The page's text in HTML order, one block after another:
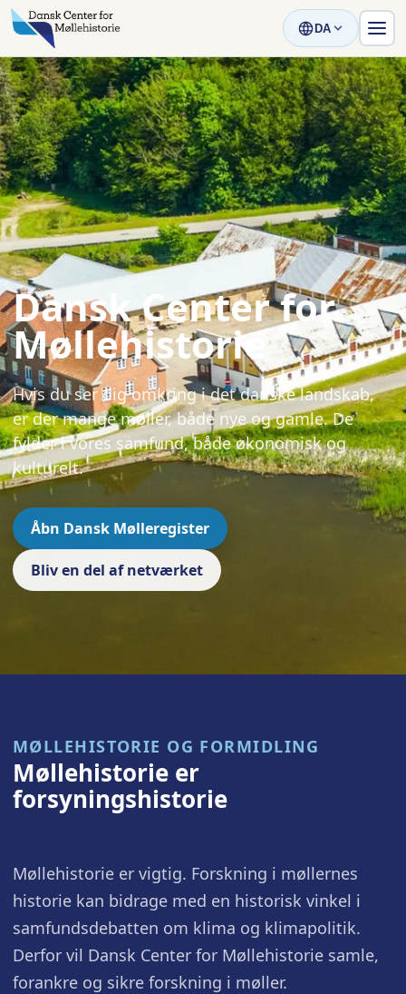
DA
Dansk Center for
Møllehistorie
Hvis du ser dig omkring i det danske landskab,
er der mange møller, både nye og gamle. De
fylder i vores samfund, både økonomisk og
kulturelt.
Åbn Dansk Mølleregister
Bliv en del af netværket
MØLLEHISTORIE OG FORMIDLING
Møllehistorie er
forsyningshistorie
Møllehistorie er vigtig. Forskning i møllernes
historie kan bidrage med en historisk vinkel i
samfundsdebatten om klima og klimapolitik.
Derfor vil Dansk Center for Møllehistorie samle,
forankre og sikre forskning i møller.